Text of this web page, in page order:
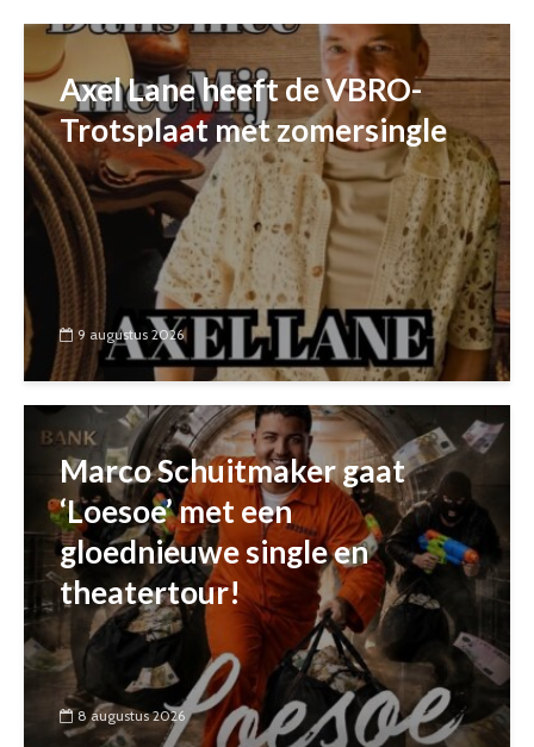
Axel Lane heeft de VBRO-
Trotsplaat met zomersingle
9 augustus 2026
Marco Schuitmaker gaat
‘Loesoe’ met een
gloednieuwe single en
theatertour!
8 augustus 2026